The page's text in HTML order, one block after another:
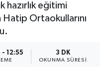
hazırlık eğitimi
Hatip Ortaokullarını
12:55 3 DK
OKUNMA SÜRESI